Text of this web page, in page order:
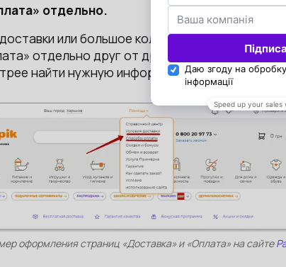
отдельно.
или большое количество способов
отдельно друг от друга. Так страницы
найти нужную информацию.
оформления страниц «Доставка» и «Оплата» на сайте